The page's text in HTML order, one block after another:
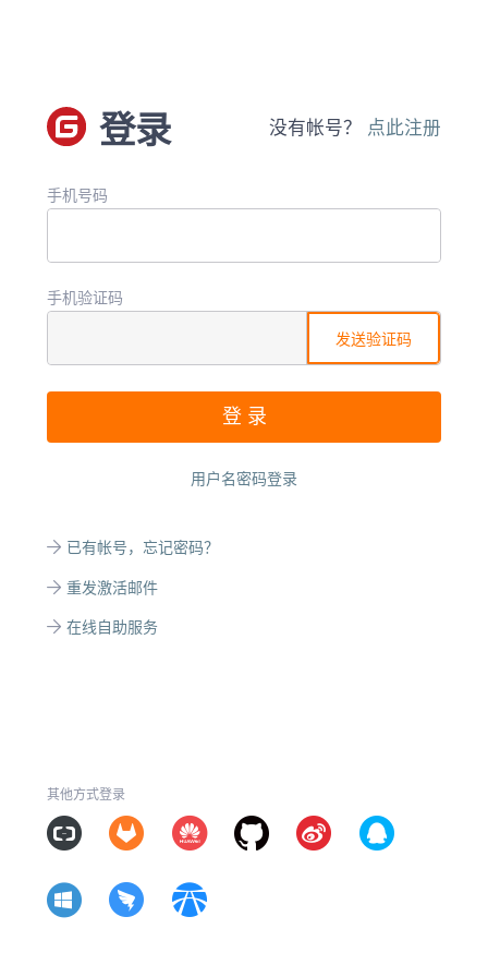
登录 没有帐号？ 点此注册
手机号码
手机验证码
发送验证码
用户名密码登录
已有帐号，忘记密码？
重发激活邮件
在线自助服务
其他方式登录